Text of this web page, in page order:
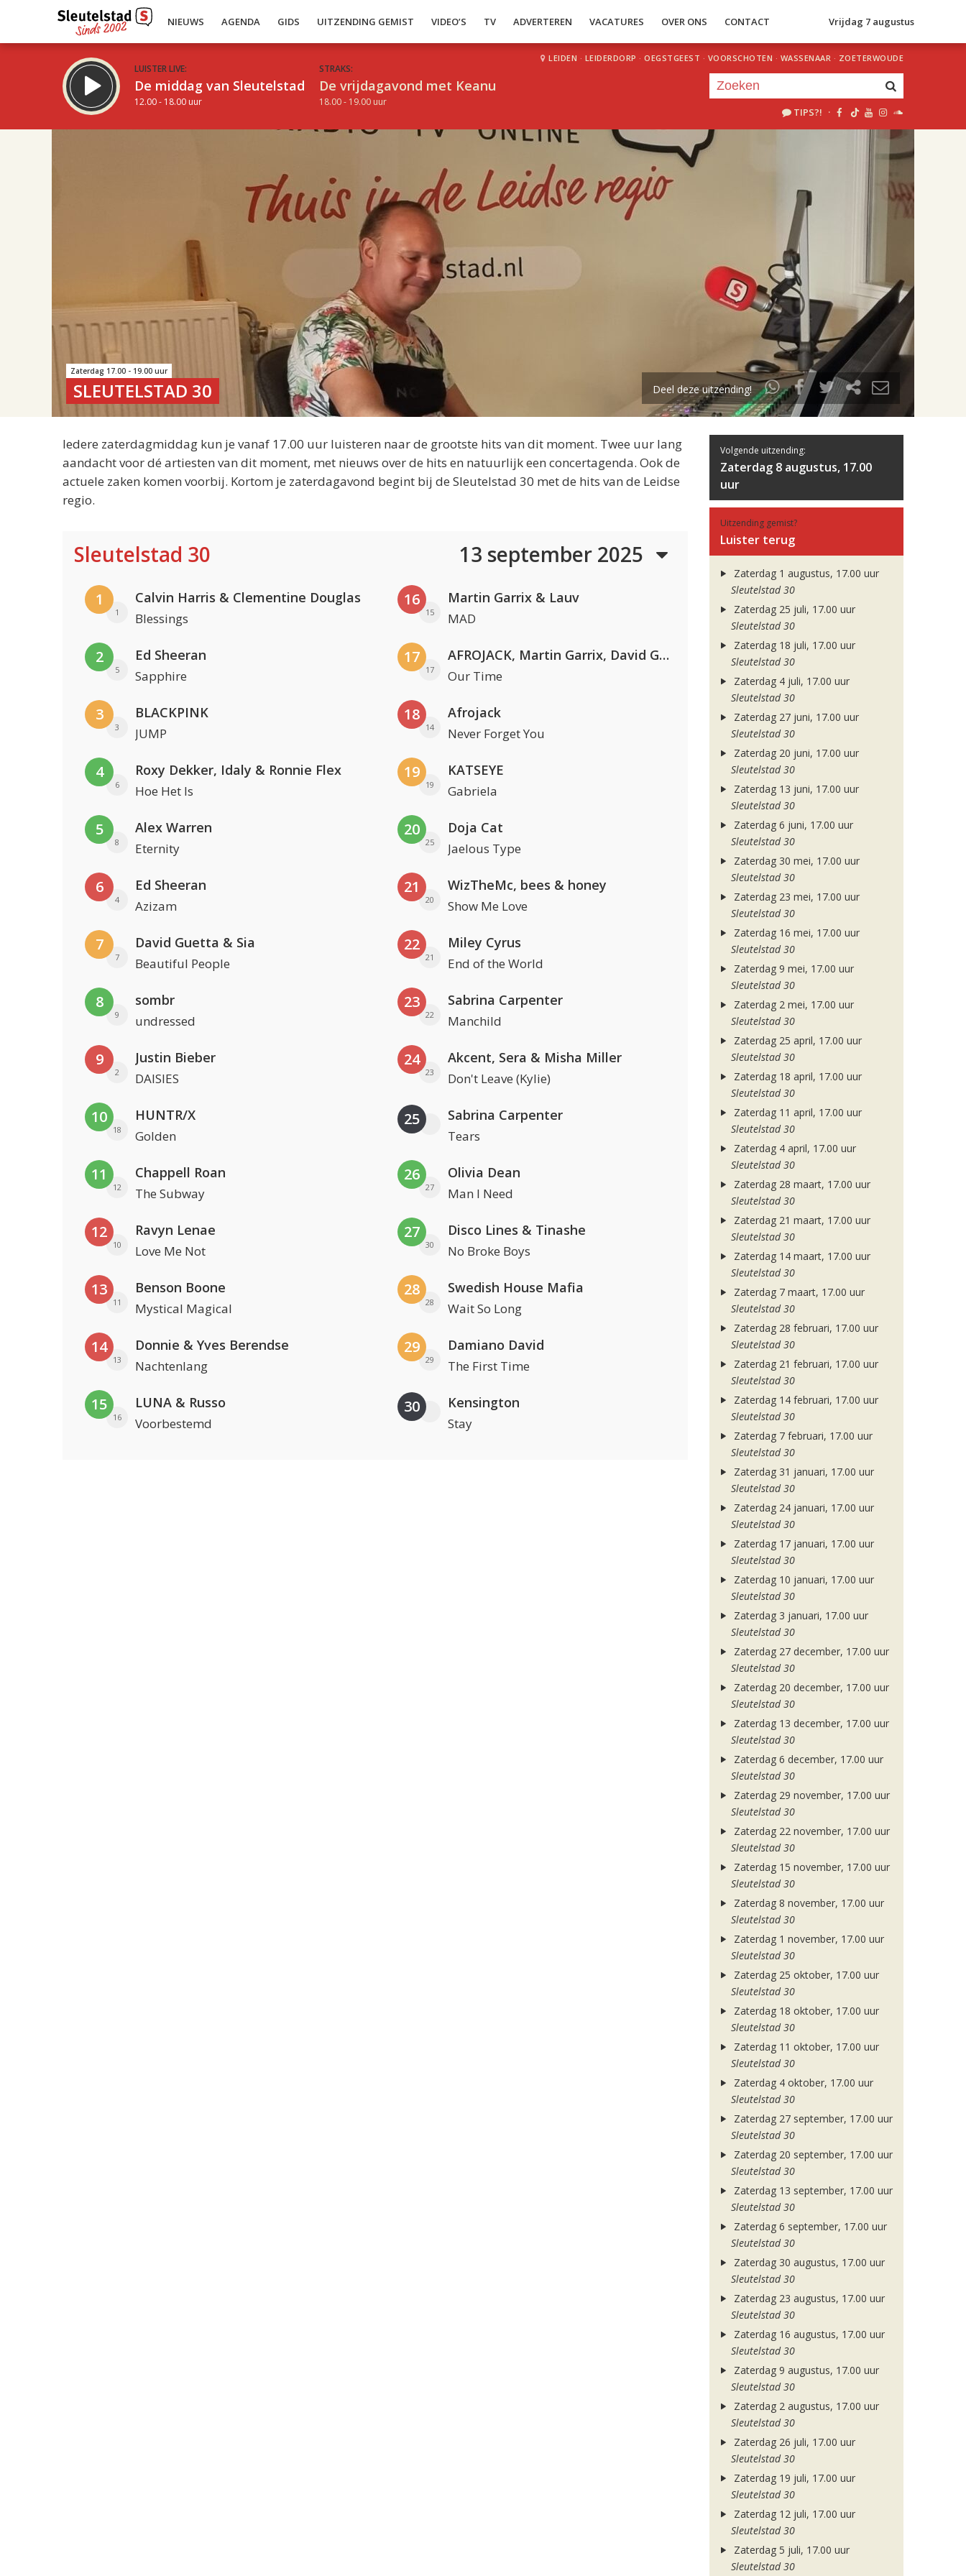
NIEUWS AGENDA GIDS UITZENDING GEMIST VIDEO’S TV ADVERTEREN VACATURES OVER ONS CONTACT Vrijdag 7 augustus
LUISTER LIVE:
De middag van Sleutelstad
12.00 - 18.00 uur
STRAKS:
De vrijdagavond met Keanu
18.00 - 19.00 uur
LEIDEN · LEIDERDORP · OEGSTGEEST · VOORSCHOTEN · WASSENAAR · ZOETERWOUDE
TIPS?! ·
uur 1 van 2
Volgend uur
Zaterdag 17.00 - 19.00 uur
SLEUTELSTAD 30 Deel deze uitzending!
Iedere zaterdagmiddag kun je vanaf 17.00 uur luisteren naar de grootste hits van dit moment. Twee uur lang
aandacht voor dé artiesten van dit moment, met nieuws over de hits en natuurlijk een concertagenda. Ook de
actuele zaken komen voorbij. Kortom je zaterdagavond begint bij de Sleutelstad 30 met de hits van de Leidse
regio.
Sleutelstad 30 13 september 2025
1
1
Calvin Harris & Clementine Douglas
Blessings
2
5
Ed Sheeran
Sapphire
3
3
BLACKPINK
JUMP
4
6
Roxy Dekker, Idaly & Ronnie Flex
Hoe Het Is
5
8
Alex Warren
Eternity
6
4
Ed Sheeran
Azizam
7
7
David Guetta & Sia
Beautiful People
8
9
sombr
undressed
9
2
Justin Bieber
DAISIES
10
18
HUNTR/X
Golden
11
12
Chappell Roan
The Subway
12
10
Ravyn Lenae
Love Me Not
13
11
Benson Boone
Mystical Magical
14
13
Donnie & Yves Berendse
Nachtenlang
15
16
LUNA & Russo
Voorbestemd
16
15
Martin Garrix & Lauv
MAD
17
17
AFROJACK, Martin Garrix, David Guetta & Amél
Our Time
18
14
Afrojack
Never Forget You
19
19
KATSEYE
Gabriela
20
25
Doja Cat
Jaelous Type
21
20
WizTheMc, bees & honey
Show Me Love
22
21
Miley Cyrus
End of the World
23
22
Sabrina Carpenter
Manchild
24
23
Akcent, Sera & Misha Miller
Don't Leave (Kylie)
25 Sabrina Carpenter
Tears
26
27
Olivia Dean
Man I Need
27
30
Disco Lines & Tinashe
No Broke Boys
28
28
Swedish House Mafia
Wait So Long
29
29
Damiano David
The First Time
30 Kensington
Stay
Volgende uitzending:
Zaterdag 8 augustus, 17.00
uur
Uitzending gemist?
Luister terug
Zaterdag 1 augustus, 17.00 uur
Sleutelstad 30
Zaterdag 25 juli, 17.00 uur
Sleutelstad 30
Zaterdag 18 juli, 17.00 uur
Sleutelstad 30
Zaterdag 4 juli, 17.00 uur
Sleutelstad 30
Zaterdag 27 juni, 17.00 uur
Sleutelstad 30
Zaterdag 20 juni, 17.00 uur
Sleutelstad 30
Zaterdag 13 juni, 17.00 uur
Sleutelstad 30
Zaterdag 6 juni, 17.00 uur
Sleutelstad 30
Zaterdag 30 mei, 17.00 uur
Sleutelstad 30
Zaterdag 23 mei, 17.00 uur
Sleutelstad 30
Zaterdag 16 mei, 17.00 uur
Sleutelstad 30
Zaterdag 9 mei, 17.00 uur
Sleutelstad 30
Zaterdag 2 mei, 17.00 uur
Sleutelstad 30
Zaterdag 25 april, 17.00 uur
Sleutelstad 30
Zaterdag 18 april, 17.00 uur
Sleutelstad 30
Zaterdag 11 april, 17.00 uur
Sleutelstad 30
Zaterdag 4 april, 17.00 uur
Sleutelstad 30
Zaterdag 28 maart, 17.00 uur
Sleutelstad 30
Zaterdag 21 maart, 17.00 uur
Sleutelstad 30
Zaterdag 14 maart, 17.00 uur
Sleutelstad 30
Zaterdag 7 maart, 17.00 uur
Sleutelstad 30
Zaterdag 28 februari, 17.00 uur
Sleutelstad 30
Zaterdag 21 februari, 17.00 uur
Sleutelstad 30
Zaterdag 14 februari, 17.00 uur
Sleutelstad 30
Zaterdag 7 februari, 17.00 uur
Sleutelstad 30
Zaterdag 31 januari, 17.00 uur
Sleutelstad 30
Zaterdag 24 januari, 17.00 uur
Sleutelstad 30
Zaterdag 17 januari, 17.00 uur
Sleutelstad 30
Zaterdag 10 januari, 17.00 uur
Sleutelstad 30
Zaterdag 3 januari, 17.00 uur
Sleutelstad 30
Zaterdag 27 december, 17.00 uur
Sleutelstad 30
Zaterdag 20 december, 17.00 uur
Sleutelstad 30
Zaterdag 13 december, 17.00 uur
Sleutelstad 30
Zaterdag 6 december, 17.00 uur
Sleutelstad 30
Zaterdag 29 november, 17.00 uur
Sleutelstad 30
Zaterdag 22 november, 17.00 uur
Sleutelstad 30
Zaterdag 15 november, 17.00 uur
Sleutelstad 30
Zaterdag 8 november, 17.00 uur
Sleutelstad 30
Zaterdag 1 november, 17.00 uur
Sleutelstad 30
Zaterdag 25 oktober, 17.00 uur
Sleutelstad 30
Zaterdag 18 oktober, 17.00 uur
Sleutelstad 30
Zaterdag 11 oktober, 17.00 uur
Sleutelstad 30
Zaterdag 4 oktober, 17.00 uur
Sleutelstad 30
Zaterdag 27 september, 17.00 uur
Sleutelstad 30
Zaterdag 20 september, 17.00 uur
Sleutelstad 30
Zaterdag 13 september, 17.00 uur
Sleutelstad 30
Zaterdag 6 september, 17.00 uur
Sleutelstad 30
Zaterdag 30 augustus, 17.00 uur
Sleutelstad 30
Zaterdag 23 augustus, 17.00 uur
Sleutelstad 30
Zaterdag 16 augustus, 17.00 uur
Sleutelstad 30
Zaterdag 9 augustus, 17.00 uur
Sleutelstad 30
Zaterdag 2 augustus, 17.00 uur
Sleutelstad 30
Zaterdag 26 juli, 17.00 uur
Sleutelstad 30
Zaterdag 19 juli, 17.00 uur
Sleutelstad 30
Zaterdag 12 juli, 17.00 uur
Sleutelstad 30
Zaterdag 5 juli, 17.00 uur
Sleutelstad 30